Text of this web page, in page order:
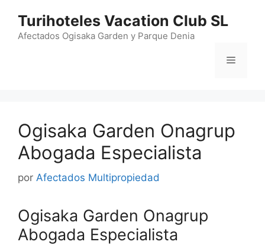
contenido
Turihoteles Vacation Club SL
Afectados Ogisaka Garden y Parque Denia
Menú
Ogisaka Garden Onagrup
Abogada Especialista
por Afectados Multipropiedad
Ogisaka Garden Onagrup
Abogada Especialista